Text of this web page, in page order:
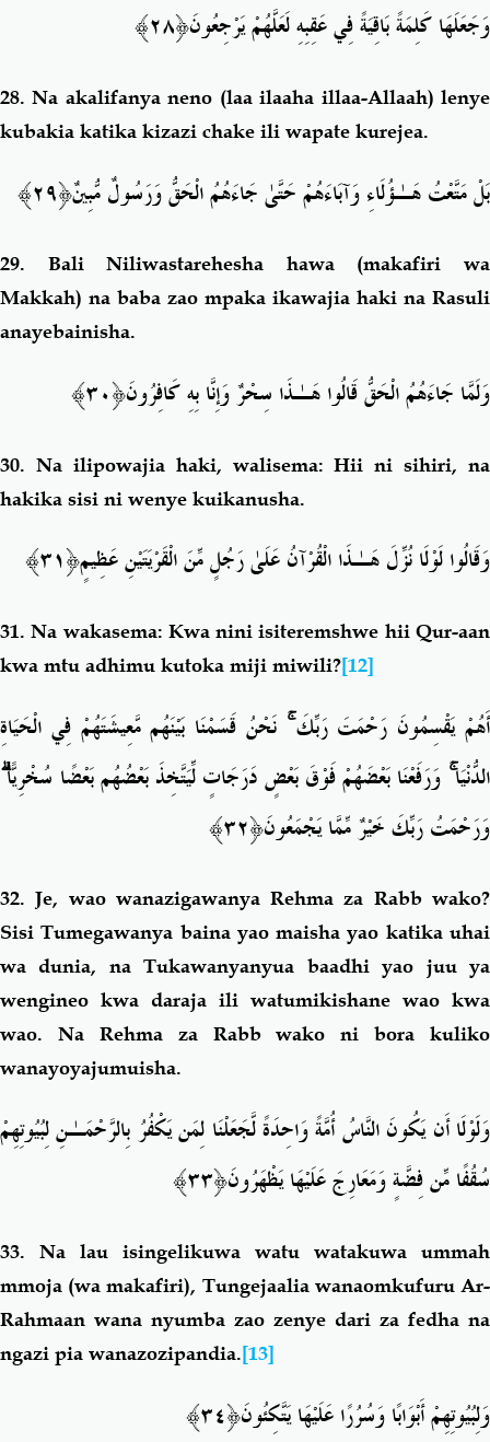
وَجَعَلَهَا كَلِمَةً بَاقِيَةً فِي عَقِبِهِ لَعَلَّهُمْ يَرْجِعُونَ﴿٢٨﴾
28.Na akalifanya neno (laa ilaaha illaa-Allaah) lenye
kubakia katika kizazi chake ili wapate kurejea.
بَلْ مَتَّعْتُ هَـٰؤُلَاءِ وَآبَاءَهُمْ حَتَّىٰ جَاءَهُمُ الْحَقُّ وَرَسُولٌ مُّبِينٌ﴿٢٩﴾
29. Bali Niliwastarehesha hawa (makafiri wa
Makkah) na baba zao mpaka ikawajia haki na Rasuli
anayebainisha.
وَلَمَّا جَاءَهُمُ الْحَقُّ قَالُوا هَـٰذَا سِحْرٌ وَإِنَّا بِهِ كَافِرُونَ﴿٣٠﴾
30. Na ilipowajia haki, walisema: Hii ni sihiri, na
hakika sisi ni wenye kuikanusha.
وَقَالُوا لَوْلَا نُزِّلَ هَـٰذَا الْقُرْآنُ عَلَىٰ رَجُلٍ مِّنَ الْقَرْيَتَيْنِ عَظِيمٍ﴿٣١﴾
31. Na wakasema: Kwa nini isiteremshwe hii Qur-aan
kwa mtu adhimu kutoka miji miwili?[12]
أَهُمْ يَقْسِمُونَ رَحْمَتَ رَبِّكَۚ نَحْنُ قَسَمْنَا بَيْنَهُم مَّعِيشَتَهُمْ فِي الْحَيَاةِ
الدُّنْيَاۚ وَرَفَعْنَا بَعْضَهُمْ فَوْقَ بَعْضٍ دَرَجَاتٍ لِّيَتَّخِذَ بَعْضُهُم بَعْضًا سُخْرِيًّاۗ
وَرَحْمَتُ رَبِّكَ خَيْرٌ مِّمَّا يَجْمَعُونَ﴿٣٢﴾
32.Je, wao wanazigawanya Rehma za Rabb wako?
Sisi Tumegawanya baina yao maisha yao katika uhai
wa dunia, na Tukawanyanyua baadhi yao juu ya
wengineo kwa daraja ili watumikishane wao kwa
wao. Na Rehma za Rabb wako ni bora kuliko
wanayoyajumuisha.
وَلَوْلَا أَن يَكُونَ النَّاسُ أُمَّةً وَاحِدَةً لَّجَعَلْنَا لِمَن يَكْفُرُ بِالرَّحْمَـٰنِ لِبُيُوتِهِمْ
سُقُفًا مِّن فِضَّةٍ وَمَعَارِجَ عَلَيْهَا يَظْهَرُونَ﴿٣٣﴾
33. Na lau isingelikuwa watu watakuwa ummah
mmoja (wa makafiri), Tungejaalia wanaomkufuru Ar-
Rahmaan wana nyumba zao zenye dari za fedha na
ngazi pia wanazozipandia.[13]
وَلِبُيُوتِهِمْ أَبْوَابًا وَسُرُرًا عَلَيْهَا يَتَّكِئُونَ﴿٣٤﴾